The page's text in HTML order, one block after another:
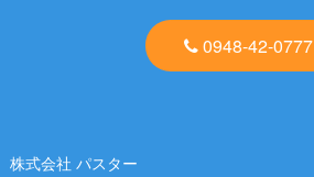
0948-42-0777
株式会社 パスター